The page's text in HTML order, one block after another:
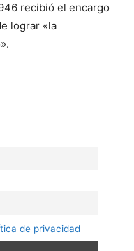
recibió el encargo
lograr «la
de privacidad